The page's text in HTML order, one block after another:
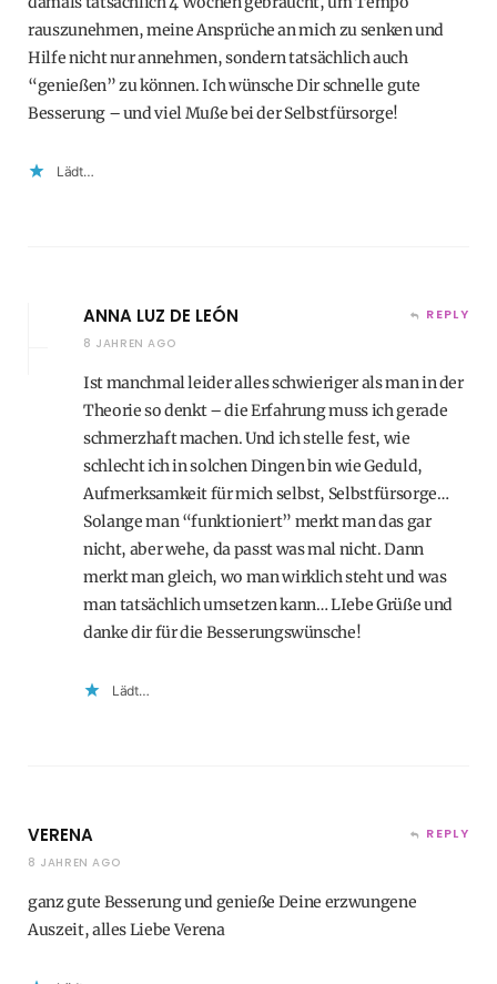
rauszunehmen, meine Ansprüche an mich zu senken und
Hilfe nicht nur annehmen, sondern tatsächlich auch
“genießen” zu können. Ich wünsche Dir schnelle gute
Besserung – und viel Muße bei der Selbstfürsorge!
Lädt…
ANNA LUZ DE LEÓN
8 JAHREN AGO
REPLY
Ist manchmal leider alles schwieriger als man in der
Theorie so denkt – die Erfahrung muss ich gerade
schmerzhaft machen. Und ich stelle fest, wie
schlecht ich in solchen Dingen bin wie Geduld,
Aufmerksamkeit für mich selbst, Selbstfürsorge…
Solange man “funktioniert” merkt man das gar
nicht, aber wehe, da passt was mal nicht. Dann
merkt man gleich, wo man wirklich steht und was
man tatsächlich umsetzen kann… LIebe Grüße und
danke dir für die Besserungswünsche!
Lädt…
VERENA
8 JAHREN AGO
REPLY
ganz gute Besserung und genieße Deine erzwungene
Auszeit, alles Liebe Verena